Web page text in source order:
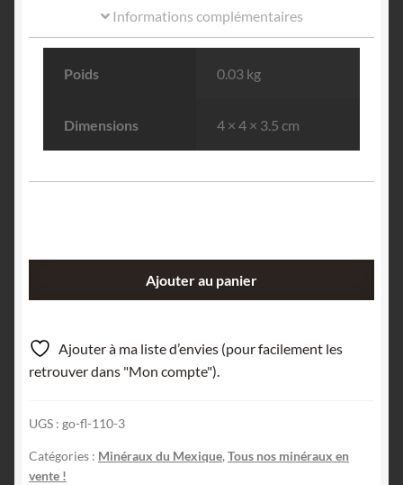
Informations complémentaires
Poids 0.03 kg
Dimensions 4 × 4 × 3.5 cm
Zacatecas,
Mexique.
Ajouter au panier
Ajouter à ma liste d’envies (pour facilement les
retrouver dans "Mon compte").
UGS : go-fl-110-3
Catégories : Minéraux du Mexique,Tous nos minéraux en
vente !